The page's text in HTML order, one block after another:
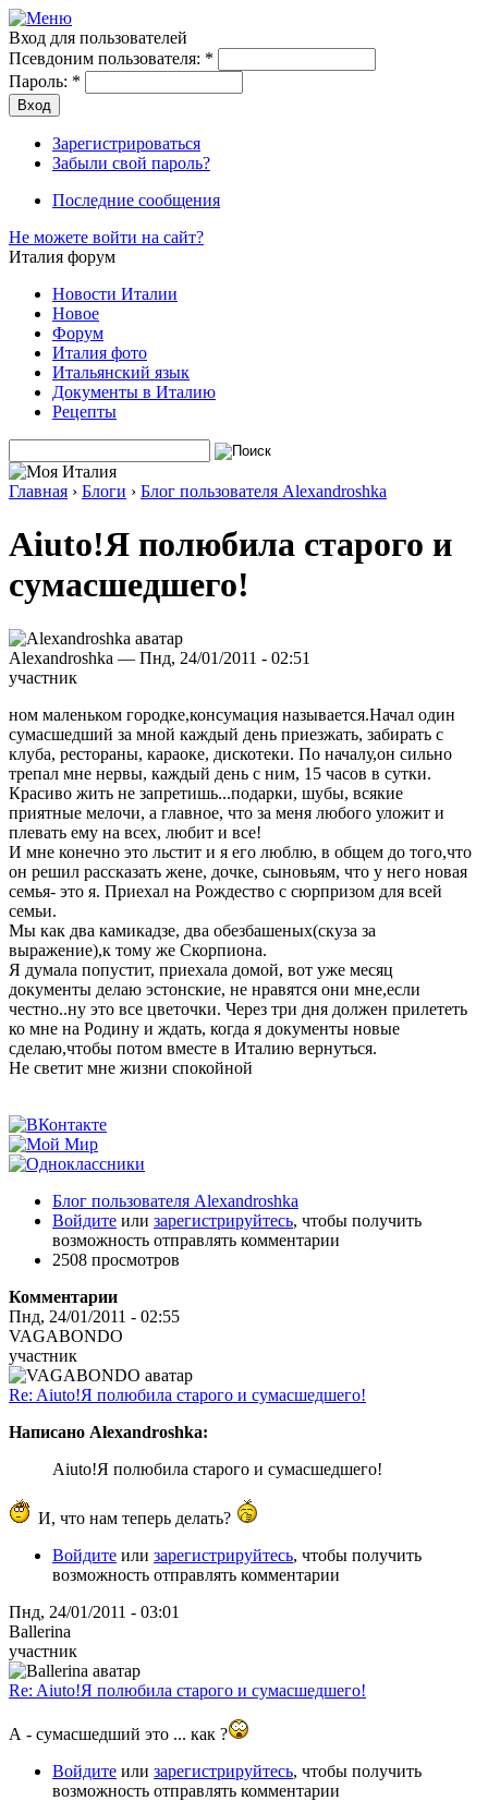
Вход для пользователей
Псевдоним пользователя: *
Пароль: *
Зарегистрироваться
Забыли свой пароль?
Последние сообщения
Не можете войти на сайт?
Италия форум
Новости Италии
Новое
Форум
Италия фото
Итальянский язык
Документы в Италию
Рецепты
Главная › Блоги › Блог пользователя Alexandroshka
Aiuto!Я полюбила старого и
сумасшедшего!
Alexandroshka — Пнд, 24/01/2011 - 02:51
участник
ном маленьком городке,консумация называется.Начал один
сумасшедший за мной каждый день приезжать, забирать с
клуба, рестораны, караоке, дискотеки. По началу,он сильно
трепал мне нервы, каждый день с ним, 15 часов в сутки.
Красиво жить не запретишь...подарки, шубы, всякие
приятные мелочи, а главное, что за меня любого уложит и
плевать ему на всех, любит и все!
И мне конечно это льстит и я его люблю, в общем до того,что
он решил рассказать жене, дочке, сыновьям, что у него новая
семья- это я. Приехал на Рождество с сюрпризом для всей
семьи.
Мы как два камикадзе, два обезбашеных(скуза за
выражение),к тому же Скорпиона.
Я думала попустит, приехала домой, вот уже месяц
документы делаю эстонские, не нравятся они мне,если
честно..ну это все цветочки. Через три дня должен прилететь
ко мне на Родину и ждать, когда я документы новые
сделаю,чтобы потом вместе в Италию вернуться.
Не светит мне жизни спокойной
Блог пользователя Alexandroshka
Войдите или зарегистрируйтесь, чтобы получить
возможность отправлять комментарии
2508 просмотров
Комментарии
Пнд, 24/01/2011 - 02:55
VAGABONDO
участник
Re: Aiuto!Я полюбила старого и сумасшедшего!
Написано Alexandroshka:
Aiuto!Я полюбила старого и сумасшедшего!
И, что нам теперь делать?
Войдите или зарегистрируйтесь, чтобы получить
возможность отправлять комментарии
Пнд, 24/01/2011 - 03:01
Ballerina
участник
Re: Aiuto!Я полюбила старого и сумасшедшего!
А - сумасшедший это ... как ?
Войдите или зарегистрируйтесь, чтобы получить
возможность отправлять комментарии